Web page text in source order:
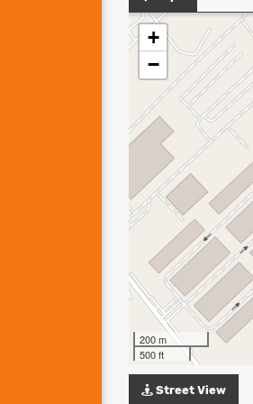
+
−
200 m
500 ft
Street View